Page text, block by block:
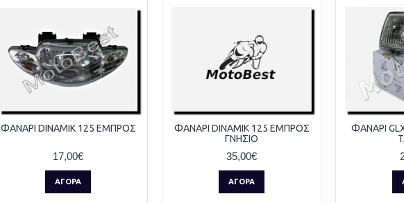
ΦΑΝΑΡΙ DINAMIK 125 ΕΜΠΡΟΣ
17,00€
ΑΓΟΡΆ
ΦΑΝΑΡΙ DINAMIK 125 ΕΜΠΡΟΣ
ΓΝΗΣΙΟ
35,00€
ΑΓΟΡΆ
ΦΑΝΑΡΙ